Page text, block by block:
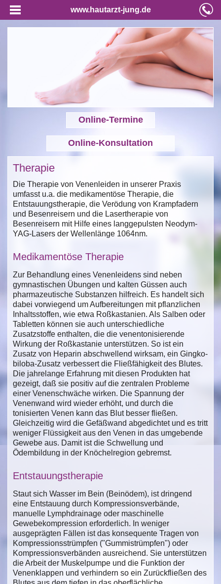
www.hautarzt-jung.de
Online-Termine
Online-Konsultation
Therapie
Die Therapie von Venenleiden in unserer Praxis
umfasst u.a. die medikamentöse Therapie, die
Entstauungstherapie, die Verödung von Krampfadern
und Besenreisern und die Lasertherapie von
Besenreisern mit Hilfe eines langgepulsten Neodym-
YAG-Lasers der Wellenlänge 1064nm.
Medikamentöse Therapie
Zur Behandlung eines Venenleidens sind neben
gymnastischen Übungen und kalten Güssen auch
pharmazeutische Substanzen hilfreich. Es handelt sich
dabei vorwiegend um Aufbereitungen mit pflanzlichen
Inhaltsstoffen, wie etwa Roßkastanien. Als Salben oder
Tabletten können sie auch unterschiedliche
Zusatzstoffe enthalten, die die venentonisierende
Wirkung der Roßkastanie unterstützen. So ist ein
Zusatz von Heparin abschwellend wirksam, ein Gingko-
biloba-Zusatz verbessert die Fließfähigkeit des Blutes.
Die jahrelange Erfahrung mit diesen Produkten hat
gezeigt, daß sie positiv auf die zentralen Probleme
einer Venenschwäche wirken. Die Spannung der
Venenwand wird wieder erhöht, und durch die
tonisierten Venen kann das Blut besser fließen.
Gleichzeitig wird die Gefäßwand abgedichtet und es tritt
weniger Flüssigkeit aus den Venen in das umgebende
Gewebe aus. Damit ist die Schwellung und
Ödembildung in der Knöchelregion gebremst.
Entstauungstherapie
Staut sich Wasser im Bein (Beinödem), ist dringend
eine Entstauung durch Kompressionsverbände,
manuelle Lymphdrainage oder maschinelle
Gewebekompression erforderlich. In weniger
ausgeprägten Fällen ist das konsequente Tragen von
Kompressionsstrümpfen ("Gummistrümpfen") oder
Kompressionsverbänden ausreichend. Sie unterstützen
die Arbeit der Muskelpumpe und die Funktion der
Venenklappen und verhindern so ein Zurückfließen des